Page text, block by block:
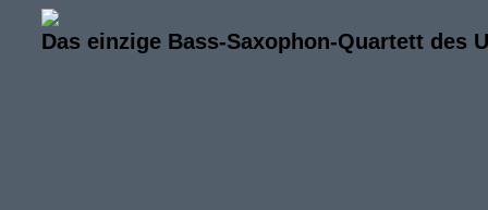
Das einzige Bass-Saxophon-Quartett des